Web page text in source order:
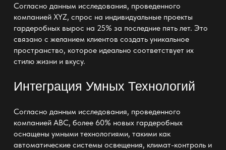
Согласно данным исследования, проведенного
компанией XYZ, спрос на индивидуальные проекты
гардеробныхвырос на 25% за последние пять лет. Это
связано с желанием клиентов создать уникальное
пространство, которое идеально соответствует их
стилю жизни и вкусу.
Интеграция Умных Технологий
Согласно данным исследования, проведенного
компанией ABC, более 60% новых гардеробных
оснащены умными технологиями, такими как
автоматические системы освещения, климат-контроль и